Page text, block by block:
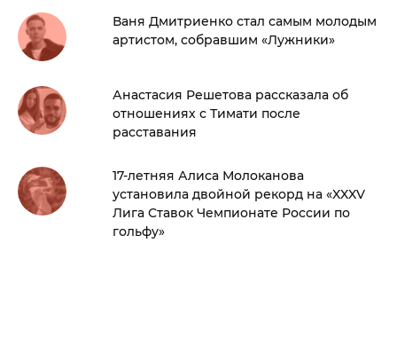
Ваня Дмитриенко стал самым молодым
артистом, собравшим «Лужники»
Анастасия Решетова рассказала об
отношениях с Тимати после
расставания
17-летняя Алиса Молоканова
установила двойной рекорд на «XXXV
Лига Ставок Чемпионате России по
гольфу»